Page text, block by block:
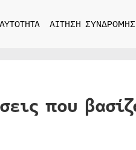
ΑΙΤΗΣΗ ΣΥΝΔΡΟΜΗΣ
που